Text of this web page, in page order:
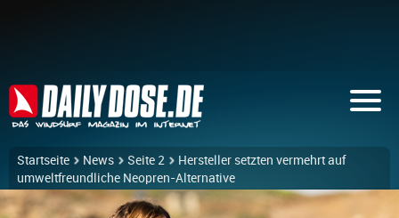
Startseite News Seite 2
Hersteller setzten vermehrt auf
umweltfreundliche Neopren-Alternative